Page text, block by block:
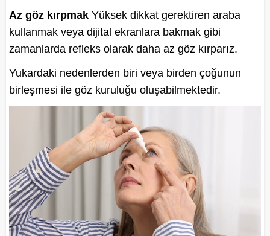
Az göz kırpmak Yüksek dikkat gerektiren araba
kullanmak veya dijital ekranlara bakmak gibi
zamanlarda refleks olarak daha az göz kırparız.
Yukardaki nedenlerden biri veya birden çoğunun
birleşmesi ile göz kuruluğu oluşabilmektedir.